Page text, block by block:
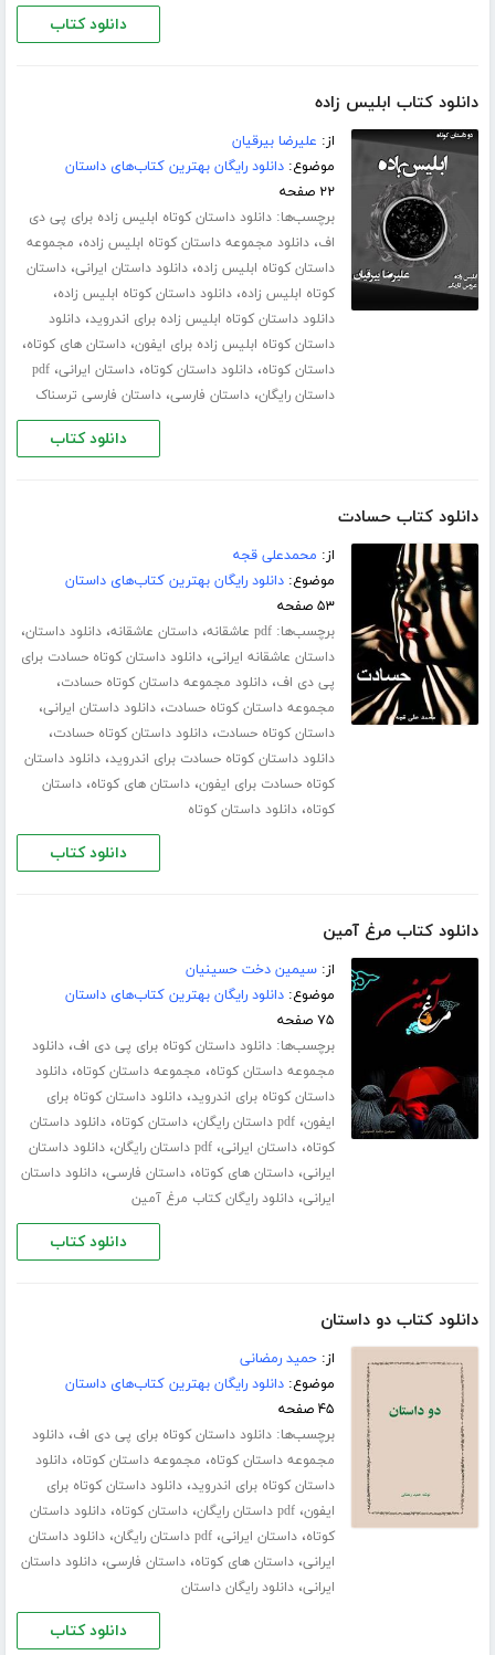
دانلود کتاب
دانلود کتاب ابلیس زاده
از: علیرضا بیرقیان
موضوع:دانلود رایگان بهترین کتاب‌های داستان
۲۲ صفحه
برچسب‌ها:دانلود داستان کوتاه ابلیس زاده برای پی دی
اف،دانلود مجموعه داستان کوتاه ابلیس زاده، مجموعه
داستان کوتاه ابلیس زاده،دانلود داستان ایرانی،داستان
کوتاه ابلیس زاده،دانلود داستان کوتاه ابلیس زاده،
دانلود داستان کوتاه ابلیس زاده برای اندروید،دانلود
داستان کوتاه ابلیس زاده برای ایفون،داستان های کوتاه،
داستان کوتاه،دانلود داستان کوتاه،داستان ایرانی،pdf
داستان رایگان،داستان فارسی،داستان فارسی ترسناک
دانلود کتاب
دانلود کتاب حسادت
از: محمدعلی قجه
موضوع:دانلود رایگان بهترین کتاب‌های داستان
۵۳ صفحه
برچسب‌ها:pdf عاشقانه ،داستان عاشقانه،دانلود داستان،
داستان عاشقانه ایرانی،دانلود داستان کوتاه حسادت برای
پی دی اف،دانلود مجموعه داستان کوتاه حسادت،
مجموعه داستان کوتاه حسادت،دانلود داستان ایرانی،
داستان کوتاه حسادت،دانلود داستان کوتاه حسادت،
دانلود داستان کوتاه حسادت برای اندروید،دانلود داستان
کوتاه حسادت برای ایفون،داستان های کوتاه،داستان
کوتاه،دانلود داستان کوتاه
دانلود کتاب
دانلود کتاب مرغ آمین
از:سیمین دخت حسینیان
موضوع:دانلود رایگان بهترین کتاب‌های داستان
۷۵ صفحه
برچسب‌ها:دانلود داستان کوتاه برای پی دی اف،دانلود
مجموعه داستان کوتاه، مجموعه داستان کوتاه،دانلود
داستان کوتاه برای اندروید،دانلود داستان کوتاه برای
ایفون،pdf داستان رایگان ،داستان کوتاه،دانلود داستان
کوتاه،داستان ایرانی،pdf داستان رایگان ،دانلود داستان
ایرانی،داستان های کوتاه،داستان فارسی،دانلود داستان
ایرانی،دانلود رایگان کتاب مرغ آمین
دانلود کتاب
دانلود کتاب دو داستان
از:حمید رمضانی
موضوع:دانلود رایگان بهترین کتاب‌های داستان
۴۵ صفحه
برچسب‌ها:دانلود داستان کوتاه برای پی دی اف،دانلود
مجموعه داستان کوتاه، مجموعه داستان کوتاه،دانلود
داستان کوتاه برای اندروید،دانلود داستان کوتاه برای
ایفون،pdf داستان رایگان ،داستان کوتاه،دانلود داستان
کوتاه،داستان ایرانی،pdf داستان رایگان ،دانلود داستان
ایرانی،داستان های کوتاه،داستان فارسی،دانلود داستان
ایرانی،دانلود رایگان داستان
دانلود کتاب